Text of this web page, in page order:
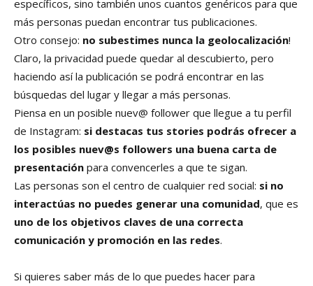
específicos, sino también unos cuantos genéricos para que
más personas puedan encontrar tus publicaciones.
Otro consejo: no subestimes nunca la geolocalización!
Claro, la privacidad puede quedar al descubierto, pero
haciendo así la publicación se podrá encontrar en las
búsquedas del lugar y llegar a más personas.
Piensa en un posible nuev@ follower que llegue a tu perfil
de Instagram: si destacas tus stories podrás ofrecer a
los posibles nuev@s followers una buena carta de
presentación para convencerles a que te sigan.
Las personas son el centro de cualquier red social: si no
interactúas no puedes generar una comunidad, que es
uno de los objetivos claves de una correcta
comunicación y promoción en las redes.
Si quieres saber más de lo que puedes hacer para